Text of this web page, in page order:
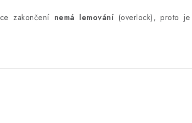
zakončení nemá lemování (overlock), proto je